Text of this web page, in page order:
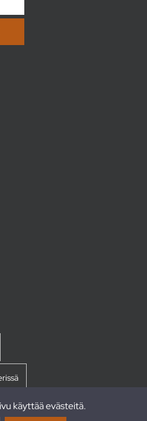
käyttää evästeitä.